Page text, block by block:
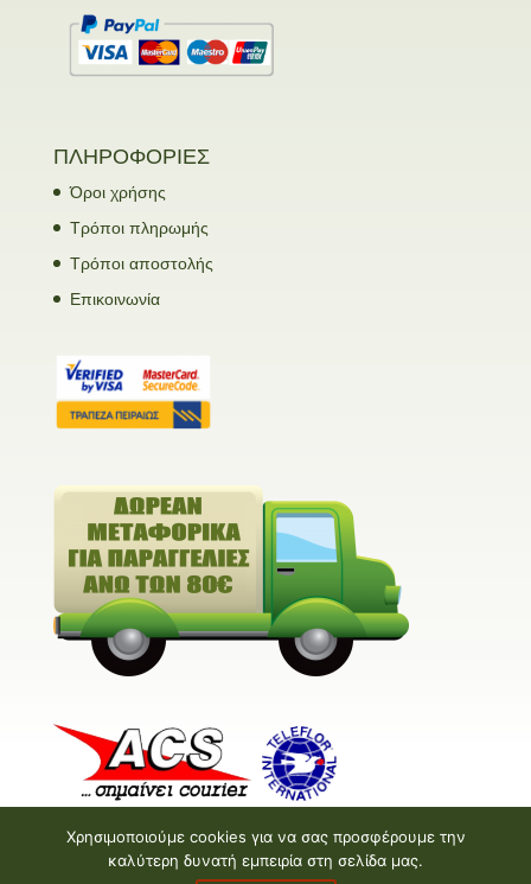
ΠΛΗΡΟΦΟΡΙΕΣ
Όροι χρήσης
Τρόποι πληρωμής
Τρόποι αποστολής
Επικοινωνία
Χρησιμοποιούμε cookies για να σας προσφέρουμε την
καλύτερη δυνατή εμπειρία στη σελίδα μας.